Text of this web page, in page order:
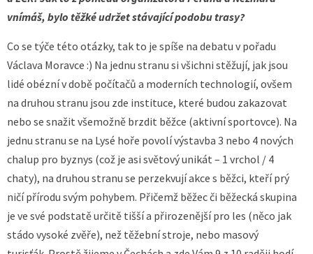
vnímáš, bylo těžké udržet stávající podobu trasy?
Co se týče této otázky, tak to je spíše na debatu v pořadu
Václava Moravce :) Na jednu stranu si všichni stěžují, jak jsou
lidé obézní v době počítačů a moderních technologií, ovšem
na druhou stranu jsou zde instituce, které budou zakazovat
nebo se snažit všemožně brzdit běžce (aktivní sportovce). Na
jednu stranu se na Lysé hoře povolí výstavba 3 nebo 4 nových
chalup pro byznys (což je asi světový unikát – 1 vrchol / 4
chaty), na druhou stranu se perzekvují akce s běžci, kteří prý
ničí přírodu svým pohybem. Přičemž běžec či běžecká skupina
je ve své podstatě určitě tišší a přirozenější pro les (něco jak
stádo vysoké zvěře), než těžební stroje, nebo masový